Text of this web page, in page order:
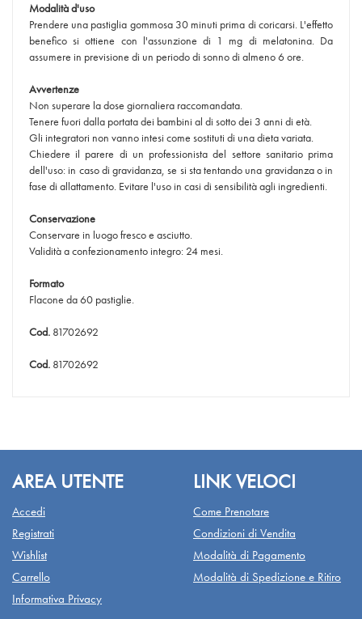
Modalità d'uso
Prendere una pastiglia gommosa 30 minuti prima di coricarsi. L'effetto
benefico si ottiene con l'assunzione di 1 mg di melatonina. Da
assumere in previsione di un periodo di sonno di almeno 6 ore.
Avvertenze
Non superare la dose giornaliera raccomandata.
Tenere fuori dalla portata dei bambini al di sotto dei 3 anni di età.
Gli integratori non vanno intesi come sostituti di una dieta variata.
Chiedere il parere di un professionista del settore sanitario prima
dell'uso: in caso di gravidanza, se si sta tentando una gravidanza o in
fase di allattamento. Evitare l'uso in casi di sensibilità agli ingredienti.
Conservazione
Conservare in luogo fresco e asciutto.
Validità a confezionamento integro: 24 mesi.
Formato
Flacone da 60 pastiglie.
Cod. 81702692
Cod. 81702692
AREA UTENTE
Accedi
Registrati
Wishlist
Carrello
Informativa Privacy
LINK VELOCI
Come Prenotare
Condizioni di Vendita
Modalità di Pagamento
Modalità di Spedizione e Ritiro